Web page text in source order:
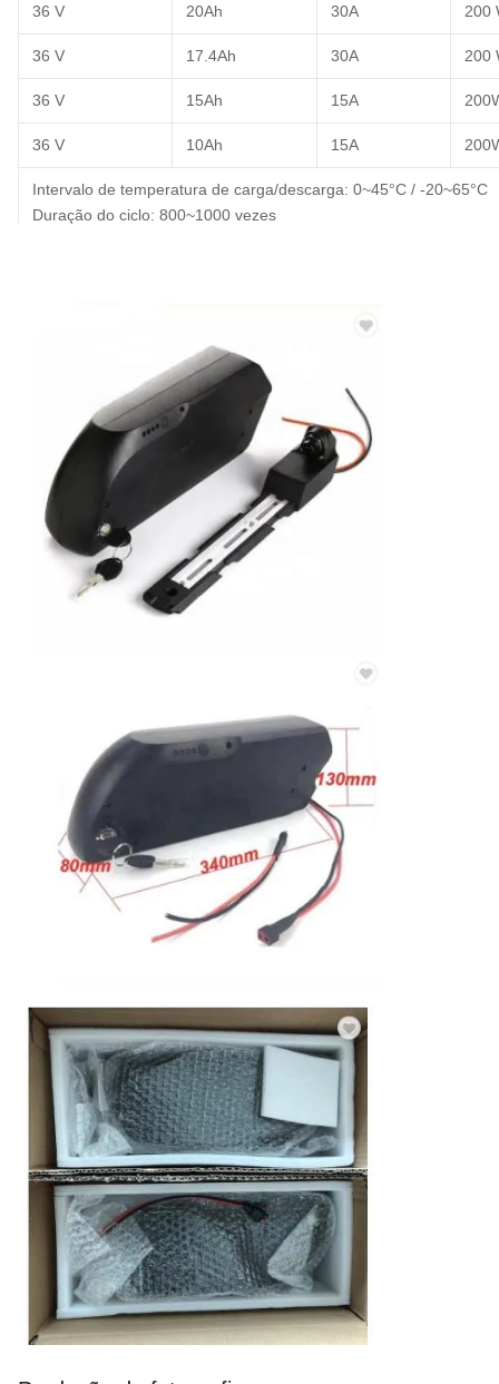
36 V 20Ah 30A 200
36 V 17.4Ah 30A 200
36 V 15Ah 15A
36 V 10Ah 15A
Intervalo de temperatura de carga/descarga: 0~45°C / -20~65°C
Duração do ciclo: 800~1000 vezes
PCM/BMS: Incluído e aceito OEM ODM
Aplicação: veículo elétrico, scooter, veículo de equilíbrio,
Temperatura de trabalho: Carregador:0~+45oC Descarregador:-
Características: pequeno volume, longa vida útil, elevada